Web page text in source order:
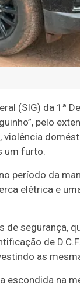
(SIG) da 1ª
pelo
um furto.
período da
elétrica e
segurança,
de
as
escondida na